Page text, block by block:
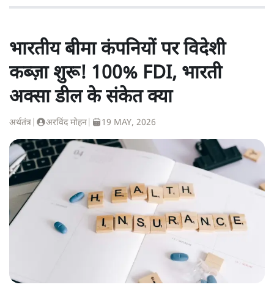
भारतीय बीमा कंपनियों पर विदेशी
कब्ज़ा शुरू! 100% FDI, भारती
अक्सा डील के संकेत क्या
अर्थतंत्र अरविंद मोहन 19 MAY, 2026